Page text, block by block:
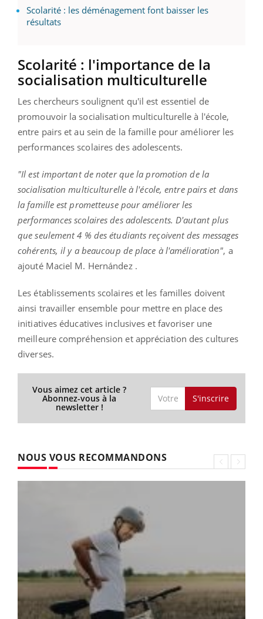
Scolarité : les déménagement font baisser les
résultats
Scolarité : l'importance de la
socialisation multiculturelle
Les chercheurs soulignent qu'il est essentiel de
promouvoir la socialisation multiculturelle à l'école,
entre pairs et au sein de la famille pour améliorer les
performances scolaires des adolescents.
"Il est important de noter que la promotion de la
socialisation multiculturelle à l'école, entre pairs et dans
la famille est prometteuse pour améliorer les
performances scolaires des adolescents. D'autant plus
que seulement 4 % des étudiants reçoivent des messages
cohérents, il y a beaucoup de place à l'amélioration", a
ajouté Maciel M. Hernández.
Les établissements scolaires et les familles doivent
ainsi travailler ensemble pour mettre en place des
initiatives éducatives inclusives et favoriser une
meilleure compréhension et appréciation des cultures
diverses.
Vous aimez cet article ?
Abonnez-vous à la
newsletter !
S'inscrire
NOUS VOUS RECOMMANDONS